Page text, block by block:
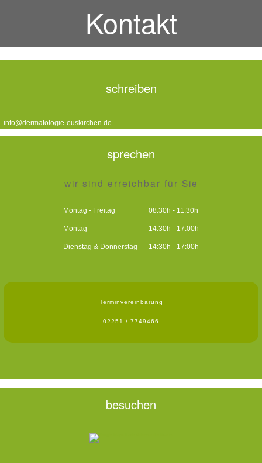
Kontakt
schreiben
info@dermatologie-euskirchen.de
sprechen
wir sind erreichbar für Sie
Montag - Freitag 08:30h - 11:30h
Montag 14:30h - 17:00h
Dienstag & Donnerstag 14:30h - 17:00h
Terminvereinbarung
02251 / 7749466
besuchen